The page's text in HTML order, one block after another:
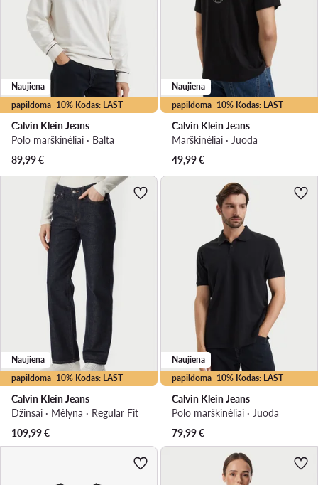
papildoma -10% Kodas: LAST
Naujiena
Calvin Klein Jeans
Polo marškinėliai · Balta
89,99€
papildoma -10% Kodas: LAST
Naujiena
Calvin Klein Jeans
Marškinėliai · Juoda
49,99€
papildoma -10% Kodas: LAST
Naujiena
Calvin Klein Jeans
Džinsai · Mėlyna · Regular Fit
109,99€
papildoma -10% Kodas: LAST
Naujiena
Calvin Klein Jeans
Polo marškinėliai · Juoda
79,99€